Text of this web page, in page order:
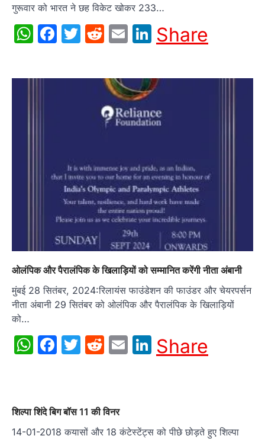
गुरूवार को भारत ने छह विकेट खोकर 233…
WhatsApp
Facebook
Twitter
Reddit
EmailLinkedIn
Share
ओलंपिक और पैरालंपिक के खिलाड़ियों को सम्मानित करेंगी नीता अंबानी
मुंबई 28 सितंबर, 2024:रिलायंस फाउंडेशन की फाउंडर और चेयरपर्सन
नीता अंबानी 29 सितंबर को ओलंपिक और पैरालंपिक के खिलाड़ियों
को…
WhatsApp
Facebook
Twitter
Reddit
EmailLinkedIn
Share
शिल्पा शिंदे बिग बॉस 11 की विनर
14-01-2018 कयासों और 18 कंटेस्टेंट्स को पीछे छोड़ते हुए शिल्पा